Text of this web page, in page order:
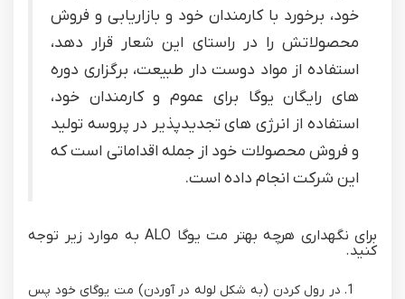
خود، برخورد با کارمندان خود و بازاریابی و فروش
محصولاتش را در راستای این شعار قرار دهد،
استفاده از مواد دوست دار طبیعت، برگزاری دوره
های رایگان یوگا برای عموم و کارمندان خود،
استفاده از انرژی های تجدیدپذیر در پروسه تولید
و فروش محصولات خود از جمله اقداماتی است که
این شرکت انجام داده است.
برای نگهداری هرچه بهتر مت یوگا ALO به موارد زیر توجه
کنید.
در رول کردن (به شکل لوله در آوردن) مت یوگای خود پس